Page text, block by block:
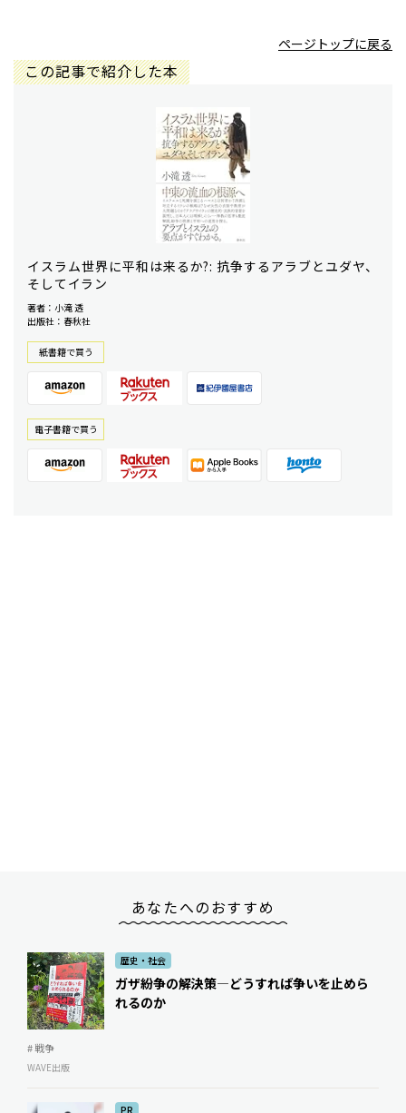
ページトップに戻る
この記事で紹介した本
イスラム世界に平和は来るか?: 抗争するアラブとユダヤ、
そしてイラン
著者：小滝 透
出版社：春秋社
紙書籍で買う
電⼦書籍で買う
あなたへのおすすめ
歴史・社会
ガザ紛争の解決策―どうすれば争いを止めら
れるのか
# 戦争
WAVE出版
PR